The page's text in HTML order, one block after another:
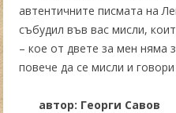
автентичните писмата на
събудил във вас мисли,
– кое от двете за мен няма
повече да се мисли и
автор: Георги Савов